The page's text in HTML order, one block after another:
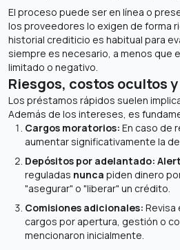
El proceso puede ser en línea o
los proveedores lo exigen de forma
historial crediticio es habitual para
siempre es necesario, a menos que
limitado o negativo.
Riesgos, costos ocultos
Los préstamos rápidos suelen
Además de los intereses, es
Cargos moratorios: En caso de
aumentar significativamente la
Depósitos por adelantado:
reguladas nunca piden dinero
"asegurar" o "liberar" un crédito.
Comisiones adicionales: Revisa
cargos por apertura, gestión o
mencionaron inicialmente.